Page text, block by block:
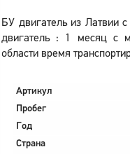
БУ двигатель из Латвии
двигатель : 1 месяц с
области время
Артикул
Пробег
Год
Страна